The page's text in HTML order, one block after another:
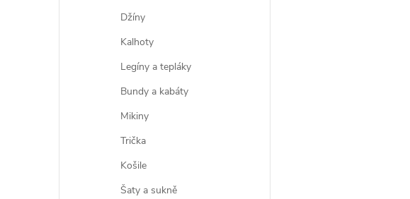
Džíny
Kalhoty
Legíny a tepláky
Bundy a kabáty
Mikiny
Trička
Košile
Šaty a sukně